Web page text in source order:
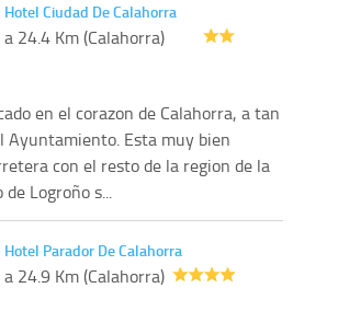
Hotel Ciudad De Calahorra
a 24.4 Km (Calahorra)
en el corazon de Calahorra, a tan
Ayuntamiento. Esta muy bien
con el resto de la region de la
Logroño s...
Hotel Parador De Calahorra
a 24.9 Km (Calahorra)